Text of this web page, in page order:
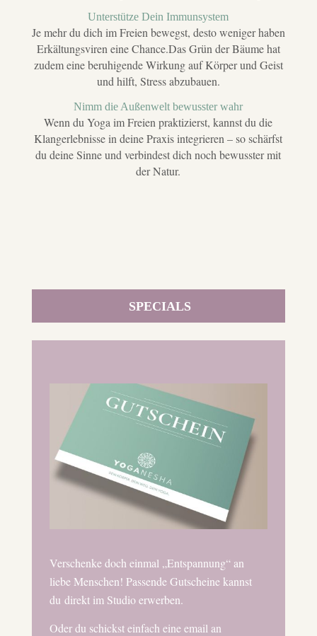
Unterstütze Dein Immunsystem
Je mehr du dich im Freien bewegst, desto weniger haben
Erkältungsviren eine Chance.Das Grün der Bäume hat
zudem eine beruhigende Wirkung auf Körper und Geist
und hilft, Stress abzubauen.
Nimm die Außenwelt bewusster wahr
Wenn du Yoga im Freien praktizierst, kannst du die
Klangerlebnisse in deine Praxis integrieren – so schärfst
du deine Sinne und verbindest dich noch bewusster mit
der Natur.
SPECIALS
Verschenke doch einmal „Entspannung“ an
liebe Menschen! Passende Gutscheine kannst
du direkt im Studio erwerben.
Oder du schickst einfach eine email an